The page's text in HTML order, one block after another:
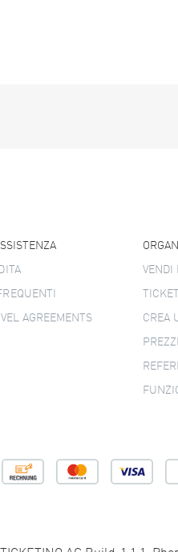
AGREEMENTS
VENDI
CREA
PREZZI